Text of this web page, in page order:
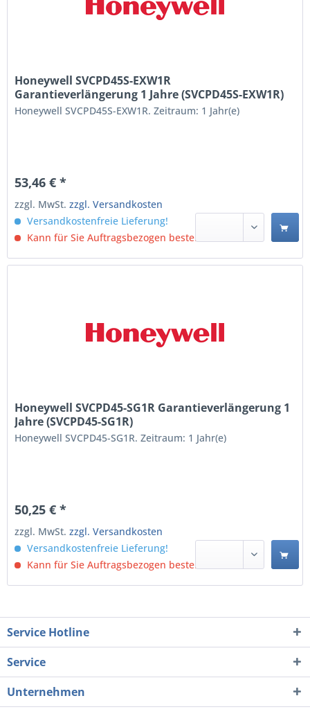
Honeywell SVCPD45S-EXW1R
Garantieverlängerung 1 Jahre (SVCPD45S-EXW1R)
Honeywell SVCPD45S-EXW1R. Zeitraum: 1 Jahr(e)
53,46 € *
zzgl. MwSt.zzgl. Versandkosten
Versandkostenfreie Lieferung!
Kann für Sie Auftragsbezogen bestellt werden.
Honeywell SVCPD45-SG1R Garantieverlängerung 1
Jahre (SVCPD45-SG1R)
Honeywell SVCPD45-SG1R. Zeitraum: 1 Jahr(e)
50,25 € *
zzgl. MwSt.zzgl. Versandkosten
Versandkostenfreie Lieferung!
Kann für Sie Auftragsbezogen bestellt werden.
Service Hotline
Service
Unternehmen